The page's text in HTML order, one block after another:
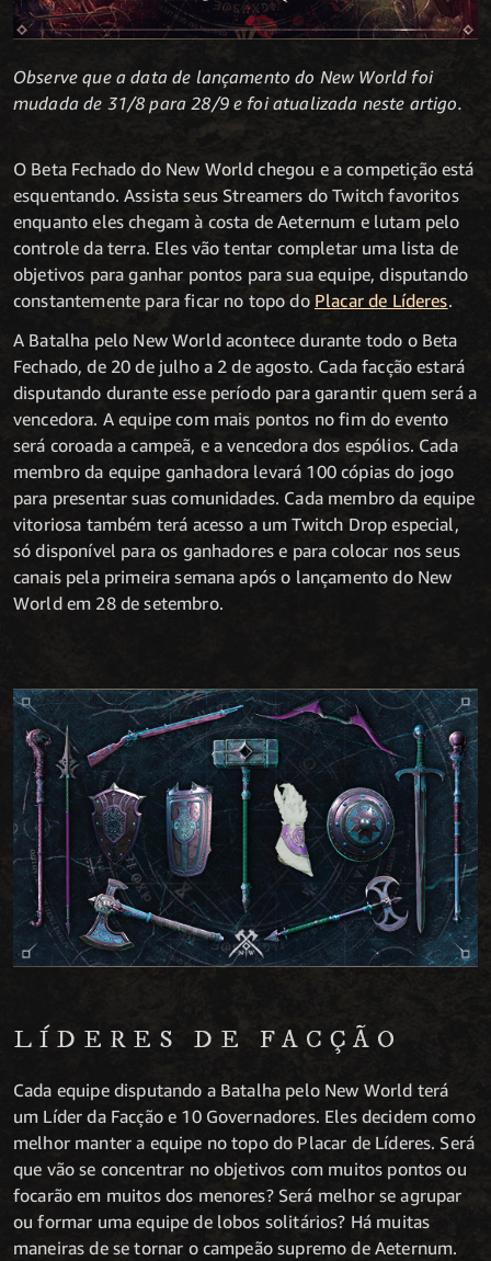
Observe que a data de lançamento do New World foi
mudada de 31/8 para 28/9 e foi atualizada neste artigo.
O Beta Fechado do New World chegou e a competição está
esquentando. Assista seus Streamers do Twitch favoritos
enquanto eles chegam à costa de Aeternum e lutam pelo
controle da terra. Eles vão tentar completar uma lista de
objetivos para ganhar pontos para sua equipe, disputando
constantemente para ficar no topo do Placar de Líderes.
A Batalha pelo New World acontece durante todo o Beta
Fechado, de 20 de julho a 2 de agosto. Cada facção estará
disputando durante esse período para garantir quem será a
vencedora. A equipe com mais pontos no fim do evento
será coroada a campeã, e a vencedora dos espólios. Cada
membro da equipe ganhadora levará 100 cópias do jogo
para presentar suas comunidades. Cada membro da equipe
vitoriosa também terá acesso a um Twitch Drop especial,
só disponível para os ganhadores e para colocar nos seus
canais pela primeira semana após o lançamento do New
World em 28 de setembro.
LÍDERES DE FACÇÃO
Cada equipe disputando a Batalha pelo New World terá
um Líder da Facção e 10 Governadores. Eles decidem como
melhor manter a equipe no topo do Placar de Líderes. Será
que vão se concentrar no objetivos com muitos pontos ou
focarão em muitos dos menores? Será melhor se agrupar
ou formar uma equipe de lobos solitários? Há muitas
maneiras de se tornar o campeão supremo de Aeternum.